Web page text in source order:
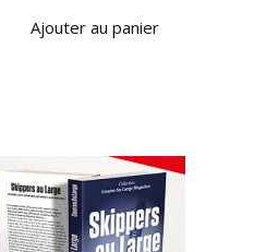
Ajouter au panier